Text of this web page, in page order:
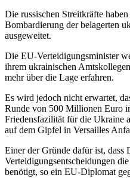
Die russischen Streitkräfte
Bombardierung der belagerten
ausgeweitet.
Die EU-Verteidigungsminister
ihrem ukrainischen
mehr über die Lage erfahren.
Es wird jedoch nicht erwartet,
Runde von 500 Millionen Euro
Friedensfazilität für die Ukraine
auf dem Gipfel in Versailles
Einer der Gründe dafür ist, dass
Verteidigungsentscheidungen
benötigt, so ein EU-Diplomat